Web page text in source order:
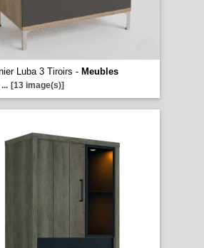
Luba 3 Tiroirs - Meubles
... [13 image(s)]